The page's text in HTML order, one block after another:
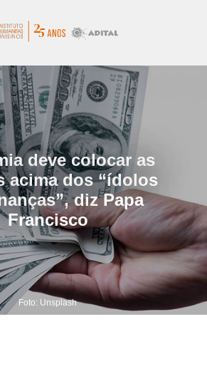
deve colocar as
acima dos “ídolos
diz Papa
Francisco
Foto: Unsplash